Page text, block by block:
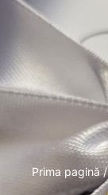
Prima pagină